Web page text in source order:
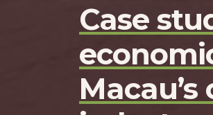
Case
Macau’s